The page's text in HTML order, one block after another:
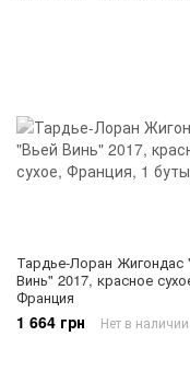
Тардье-Лоран Жигондас
Винь" 2017, красное
Франция
1 664 грн Нет в наличии